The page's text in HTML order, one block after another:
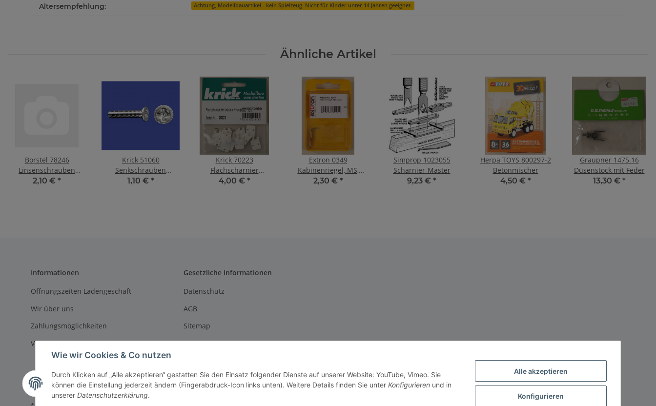
Altersempfehlung: Achtung, Modellbauartikel - kein Spielzeug. Nicht für Kinder unter 14 Jahren geeignet.
Ähnliche Artikel
Borstel 78246
Linsenschrauben
M2,5x8mm A2 E
2,10 € *
Krick 51060
Senkschrauben
M2x10(10Stk)
1,10 € *
Krick 70223
Flachscharnier
11x28x0,6mm (VE10)
4,00 € *
Extron 0349
Kabinenriegel, MS,
klein
2,30 € *
Simprop 1023055
Scharnier-Master
9,23 € *
Herpa TOYS 800297-2
Betonmischer
4,50 € *
Graupner 1475.16
Düsenstock mit Feder
13,30 € *
Informationen
Öffnungszeiten Ladengeschäft
Wir über uns
Zahlungsmöglichkeiten
Versandinformationen
Gesetzliche Informationen
Datenschutz
AGB
Sitemap
Impressum
Widerrufsrecht
Wie wir Cookies & Co nutzen
Durch Klicken auf „Alle akzeptieren“ gestatten Sie den Einsatz folgender Dienste auf unserer Website: YouTube, Vimeo. Sie
können die Einstellung jederzeit ändern (Fingerabdruck-Icon links unten). Weitere Details finden Sie unter Konfigurieren und in
unserer Datenschutzerklärung.
Alle akzeptieren
Konfigurieren